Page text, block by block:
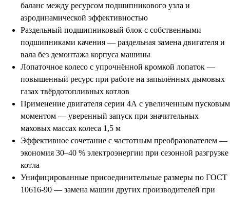
баланс между ресурсом подшипникового узла и
аэродинамической эффективностью
Раздельный подшипниковый блок с собственными
подшипниками качения — раздельная замена двигателя и
вала без демонтажа корпуса машины
Лопаточное колесо с упрочнённой кромкой лопаток —
повышенный ресурс при работе на запылённых дымовых
газах твёрдотопливных котлов
Применение двигателя серии 4А с увеличенным пусковым
моментом — уверенный запуск при значительных
маховых массах колеса 1,5 м
Эффективное сочетание с частотным преобразователем —
экономия 30–40 % электроэнергии при сезонной разгрузке
котла
Унифицированные присоединительные размеры по ГОСТ
10616-90 — замена машин других производителей при